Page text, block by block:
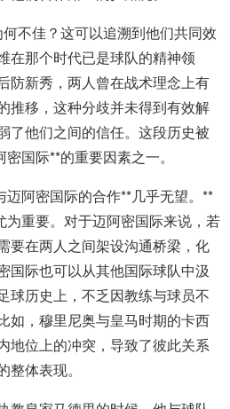
不佳？这可以追溯到他们共同效
在那个时代已是球队的精神领
防新秀，两人曾在战术理念上有
推移，这种分歧并未得到有效解
了他们之间的信任。这段历史被
国际**的重要因素之一。
阿密国际的合作**几乎无望。**
重要。对于迈阿密国际来说，若
要在两人之间架设沟通桥梁，化
国际也可以从其他国际球队中汲
球历史上，不乏因教练与球员不
如，穆里尼奥与皇马时期的卡西
地位上的冲突，导致了彼此关系
体表现。